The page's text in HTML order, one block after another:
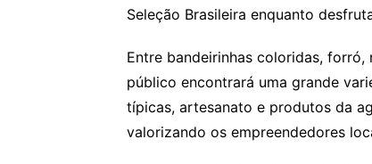
Seleção Brasileira enquanto
Entre bandeirinhas coloridas, forró,
público encontrará uma grande
típicas, artesanato e produtos da
valorizando os empreendedores